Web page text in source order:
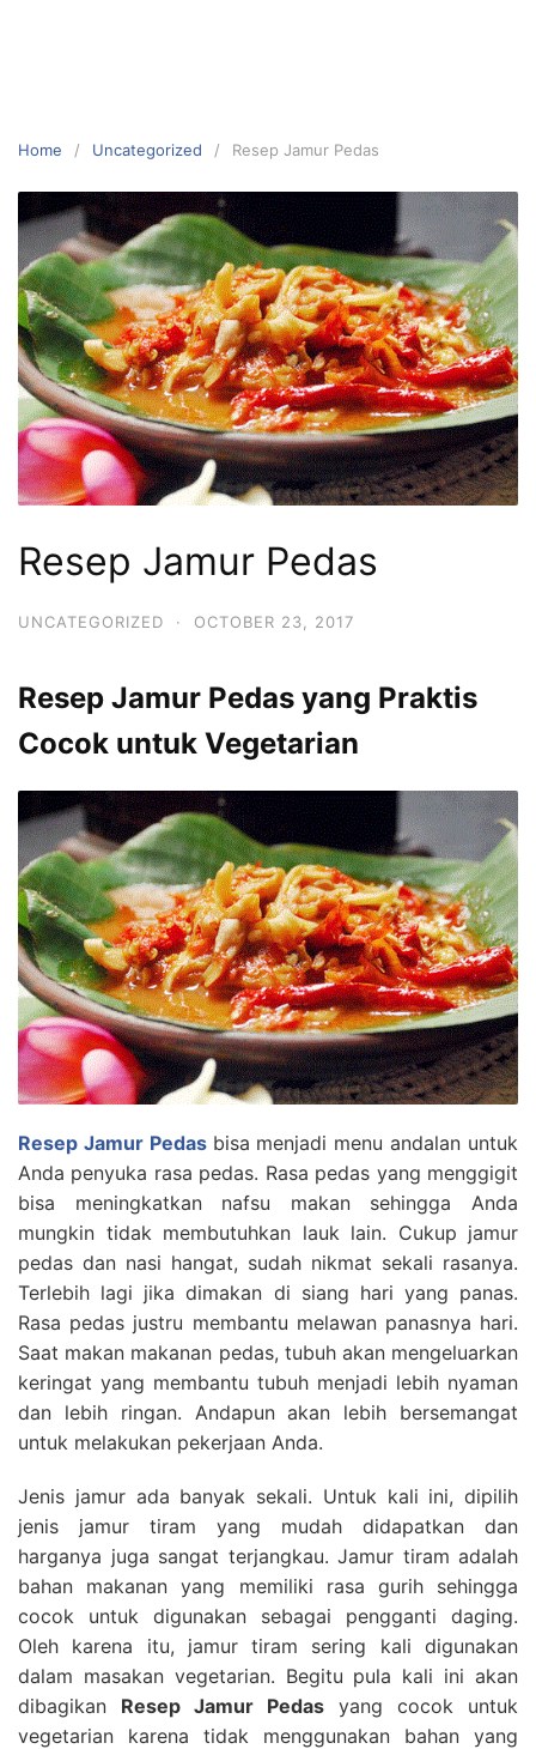
Home Uncategorized Resep Jamur Pedas
Resep Jamur Pedas
UNCATEGORIZED · OCTOBER 23, 2017
Resep Jamur Pedas yang Praktis
Cocok untuk Vegetarian
Resep Jamur Pedas bisa menjadi menu andalan untuk
Anda penyuka rasa pedas. Rasa pedas yang menggigit
bisa meningkatkan nafsu makan sehingga Anda
mungkin tidak membutuhkan lauk lain. Cukup jamur
pedas dan nasi hangat, sudah nikmat sekali rasanya.
Terlebih lagi jika dimakan di siang hari yang panas.
Rasa pedas justru membantu melawan panasnya hari.
Saat makan makanan pedas, tubuh akan mengeluarkan
keringat yang membantu tubuh menjadi lebih nyaman
dan lebih ringan. Andapun akan lebih bersemangat
untuk melakukan pekerjaan Anda.
Jenis jamur ada banyak sekali. Untuk kali ini, dipilih
jenis jamur tiram yang mudah didapatkan dan
harganya juga sangat terjangkau. Jamur tiram adalah
bahan makanan yang memiliki rasa gurih sehingga
cocok untuk digunakan sebagai pengganti daging.
Oleh karena itu, jamur tiram sering kali digunakan
dalam masakan vegetarian. Begitu pula kali ini akan
dibagikan Resep Jamur Pedas yang cocok untuk
vegetarian karena tidak menggunakan bahan yang